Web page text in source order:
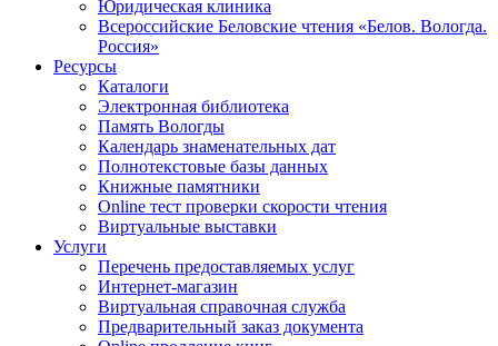
Юридическая клиника
Всероссийские Беловские чтения «Белов. Вологда.
Россия»
Ресурсы
Каталоги
Электронная библиотека
Память Вологды
Календарь знаменательных дат
Полнотекстовые базы данных
Книжные памятники
Online тест проверки скорости чтения
Виртуальные выставки
Услуги
Перечень предоставляемых услуг
Интернет-магазин
Виртуальная справочная служба
Предварительный заказ документа